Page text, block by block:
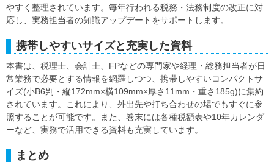
やすく整理されています。毎年行われる税務・法務制度の改正に対
応し、実務担当者の知識アップデートをサポートします。
携帯しやすいサイズと充実した資料
本書は、税理士、会計士、FPなどの専門家や経理・総務担当者が日
常業務で必要とする情報を網羅しつつ、携帯しやすいコンパクトサ
イズ(小B6判・縦172mm×横109mm×厚さ11mm・重さ185g)に集約
されています。これにより、外出先や打ち合わせの場でもすぐに参
照することが可能です。また、巻末には各種税額表や10年カレンダ
ーなど、実務で活用できる資料も充実しています。
まとめ